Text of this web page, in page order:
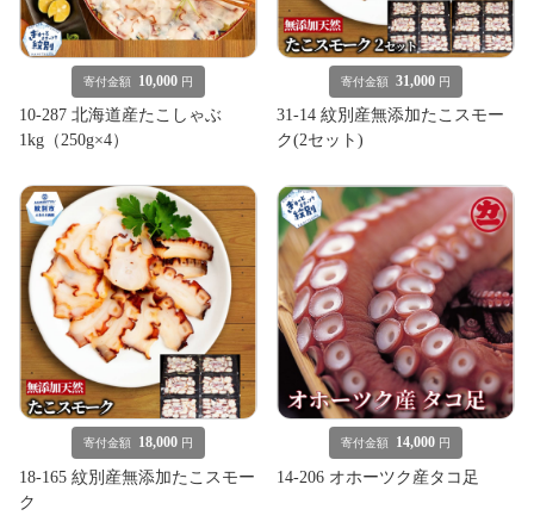
寄付金額 10,000 円
10-287 北海道産たこしゃぶ
1kg（250g×4）
寄付金額 31,000 円
31-14 紋別産無添加たこスモー
ク(2セット)
寄付金額 18,000 円
18-165 紋別産無添加たこスモー
ク
寄付金額 14,000 円
14-206 オホーツク産タコ足